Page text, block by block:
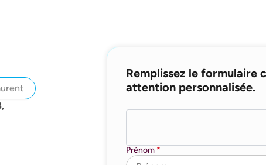
Remplissez le formulaire
attention personnalisée.
Prénom *